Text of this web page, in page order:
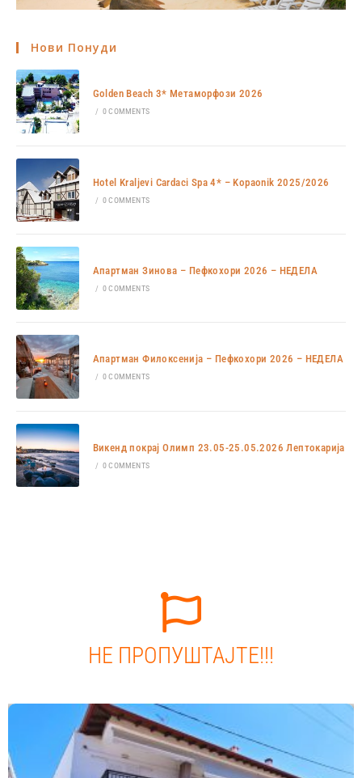
Нови Понуди
Golden Beach 3* Метаморфози 2026
/ 0 COMMENTS
Hotel Kraljevi Cardaci Spa 4* – Kopaonik 2025/2026
/ 0 COMMENTS
Апартман Зинова – Пефкохори 2026 – НЕДЕЛА
/ 0 COMMENTS
Апартман Филоксенија – Пефкохори 2026 – НЕДЕЛА
/ 0 COMMENTS
Викенд покрај Олимп 23.05-25.05.2026 Лептокарија
/ 0 COMMENTS
НЕ ПРОПУШТАЈТЕ!!!